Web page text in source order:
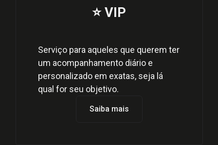
⭐ VIP
Serviço para aqueles que querem ter
um acompanhamento diário e
personalizado em exatas, seja lá
qual for seu objetivo.
Saiba mais